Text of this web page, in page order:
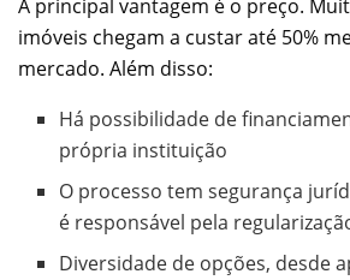
A principal vantagem é o preço.
imóveis chegam a custar até 50%
mercado. Além disso:
Há possibilidade de
própria instituição
O processo tem segurança
é responsável pela
Diversidade de opções, desde